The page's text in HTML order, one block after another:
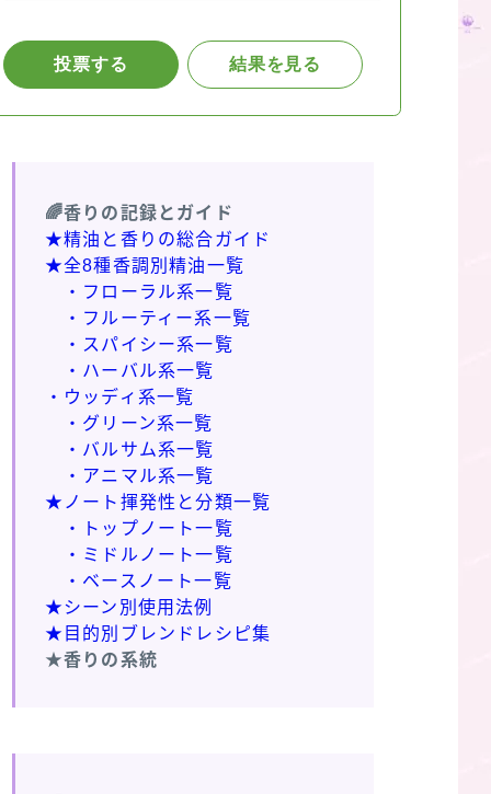
🌈香りの記録とガイド
★精油と香りの総合ガイド
★全8種香調別精油一覧
・フローラル系一覧
・フルーティー系一覧
・スパイシー系一覧
・ハーバル系一覧
・ウッディ系一覧
・グリーン系一覧
・バルサム系一覧
・アニマル系一覧
★ノート揮発性と分類一覧
・トップノート一覧
・ミドルノート一覧
・ベースノート一覧
★シーン別使用法例
★目的別ブレンドレシピ集
★香りの系統